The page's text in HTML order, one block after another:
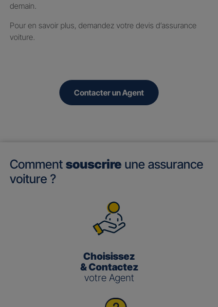
demain.
Pour en savoir plus, demandez votre devis d’assurance
voiture.
Contacter un Agent
Comment souscrire une assurance
voiture ?
Choisissez
& Contactez
votre Agent